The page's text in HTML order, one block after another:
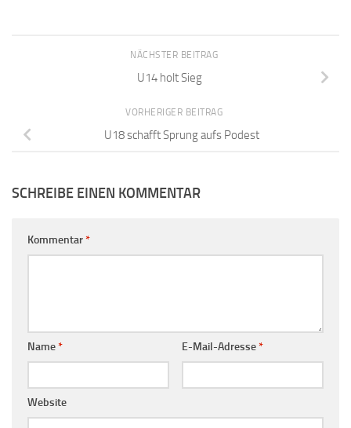
NÄCHSTER BEITRAG
U14 holt Sieg
VORHERIGER BEITRAG
U18 schafft Sprung aufs Podest
SCHREIBE EINEN KOMMENTAR
Kommentar*
Name* E-Mail-Adresse*
Website